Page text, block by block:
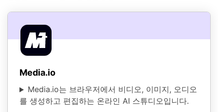
Media.io
Media.io는 브라우저에서 비디오, 이미지, 오디오
를 생성하고 편집하는 온라인 AI 스튜디오입니다.